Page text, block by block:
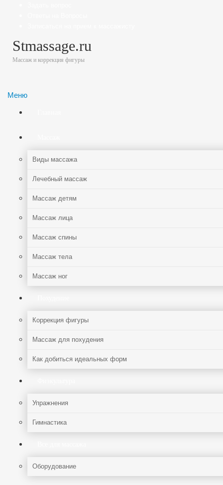
Stmassage.ru
Массаж и коррекция фигуры
Меню
Виды массажа
Лечебный массаж
Массаж детям
Массаж лица
Массаж спины
Массаж тела
Массаж ног
Коррекция фигуры
Массаж для похудения
Как добиться идеальных форм
Упражнения
Гимнастика
Оборудование